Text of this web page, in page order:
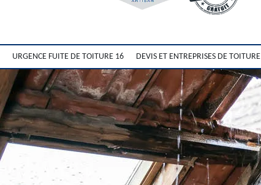
URGENCE FUITE DE TOITURE 16 DEVIS ET ENTREPRISES DE TOITURE